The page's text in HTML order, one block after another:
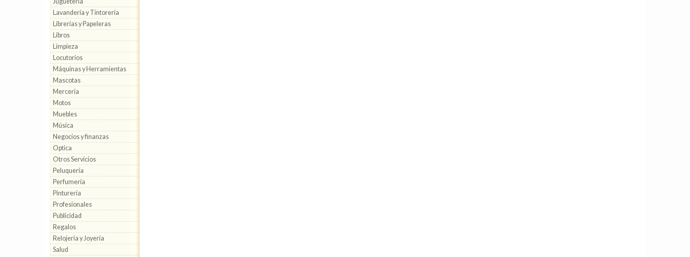
Lavandería y Tintorería
Librerías y Papeleras
Libros
Limpieza
Locutorios
Máquinas y Herramientas
Mascotas
Mercería
Motos
Muebles
Música
Negocios y finanzas
Optica
Otros Servicios
Peluquería
Perfumería
Pinturería
Profesionales
Publicidad
Regalos
Relojería y Joyería
Salud